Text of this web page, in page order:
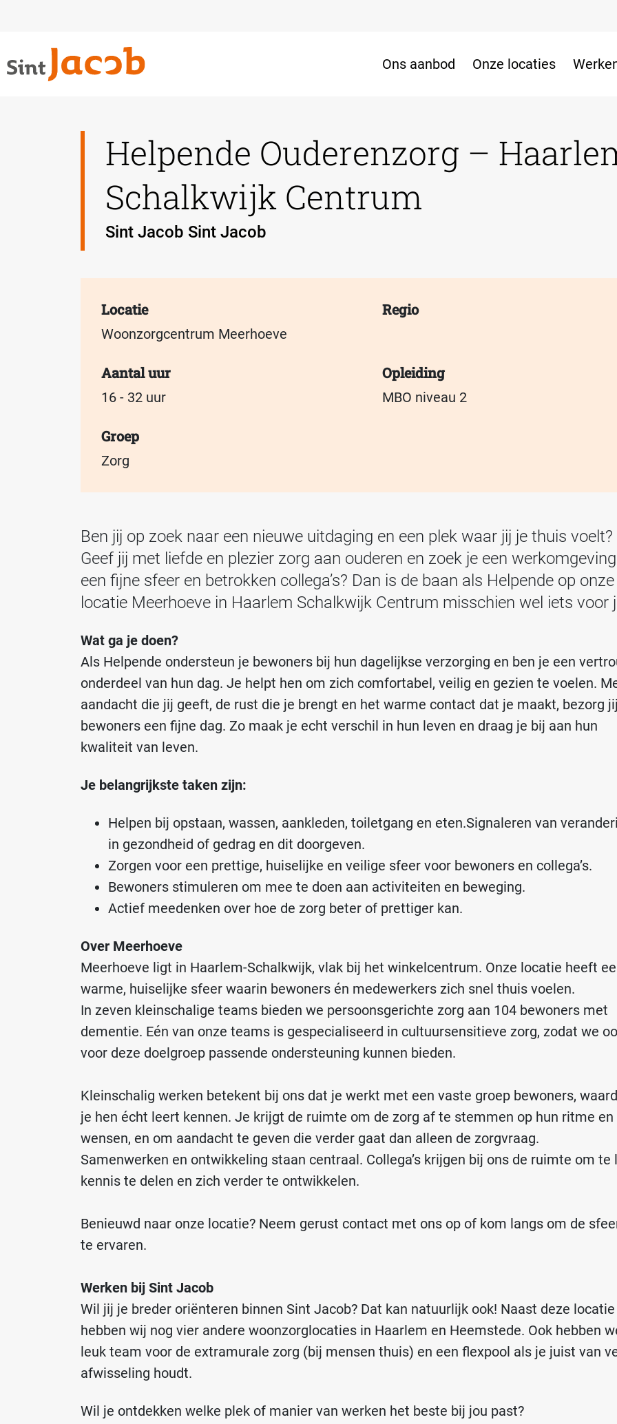
Ons aanbod Onze locaties
Helpende Ouderenzorg –
Schalkwijk Centrum
Sint Jacob Sint Jacob
Locatie
Woonzorgcentrum Meerhoeve
Regio
Aantal uur
16 - 32 uur
Opleiding
MBO niveau 2
Groep
Zorg
Ben jij op zoek naar een nieuwe uitdaging en een plek waar jij je thuis voelt?
Geef jij met liefde en plezier zorg aan ouderen en zoek je een
een fijne sfeer en betrokken collega’s? Dan is de baan als Helpende op onze
locatie Meerhoeve in Haarlem Schalkwijk Centrum misschien wel iets voor
Wat ga je doen?
Als Helpende ondersteun je bewoners bij hun dagelijkse verzorging en ben je een
onderdeel van hun dag. Je helpt hen om zich comfortabel, veilig en gezien te voelen.
aandacht die jij geeft, de rust die je brengt en het warme contact dat je maakt, bezorg
bewoners een fijne dag. Zo maak je echt verschil in hun leven en draag je bij aan hun
kwaliteit van leven.
Je belangrijkste taken zijn:
Helpen bij opstaan, wassen, aankleden, toiletgang en eten.Signaleren van
in gezondheid of gedrag en dit doorgeven.
Zorgen voor een prettige, huiselijke en veilige sfeer voor bewoners en collega’s.
Bewoners stimuleren om mee te doen aan activiteiten en beweging.
Actief meedenken over hoe de zorg beter of prettiger kan.
Over Meerhoeve
Meerhoeve ligt in Haarlem-Schalkwijk, vlak bij het winkelcentrum. Onze locatie heeft
warme, huiselijke sfeer waarin bewoners én medewerkers zich snel thuis voelen.
In zeven kleinschalige teams bieden we persoonsgerichte zorg aan 104 bewoners met
dementie. Eén van onze teams is gespecialiseerd in cultuursensitieve zorg, zodat we
voor deze doelgroep passende ondersteuning kunnen bieden.
Kleinschalig werken betekent bij ons dat je werkt met een vaste groep bewoners,
je hen écht leert kennen. Je krijgt de ruimte om de zorg af te stemmen op hun ritme en
wensen, en om aandacht te geven die verder gaat dan alleen de zorgvraag.
Samenwerken en ontwikkeling staan centraal. Collega’s krijgen bij ons de ruimte om te
kennis te delen en zich verder te ontwikkelen.
Benieuwd naar onze locatie? Neem gerust contact met ons op of kom langs om de
te ervaren.
Werken bij Sint Jacob
Wil jij je breder oriënteren binnen Sint Jacob? Dat kan natuurlijk ook! Naast deze
hebben wij nog vier andere woonzorglocaties in Haarlem en Heemstede. Ook hebben
leuk team voor de extramurale zorg (bij mensen thuis) en een flexpool als je juist van
afwisseling houdt.
Wil je ontdekken welke plek of manier van werken het beste bij jou past?